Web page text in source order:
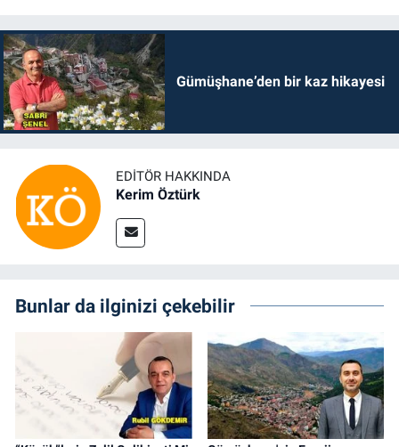
Gümüşhane’den bir kaz hikayesi
EDITÖR HAKKINDA
Kerim Öztürk
Bunlar da ilginizi çekebilir